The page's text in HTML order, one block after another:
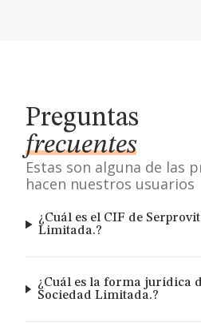
Preguntas
frecuentes
Estas son alguna de las
hacen nuestros usuarios
¿Cuál es el CIF de
Limitada.?
¿Cuál es la forma jurídica
Sociedad Limitada.?